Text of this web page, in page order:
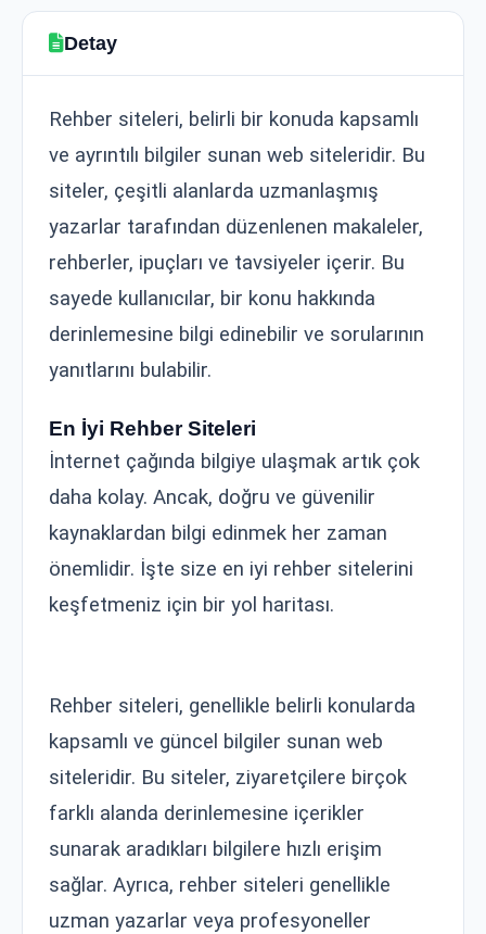
Detay
Rehber siteleri, belirli bir konuda kapsamlı
ve ayrıntılı bilgiler sunan web siteleridir. Bu
siteler, çeşitli alanlarda uzmanlaşmış
yazarlar tarafından düzenlenen makaleler,
rehberler, ipuçları ve tavsiyeler içerir. Bu
sayede kullanıcılar, bir konu hakkında
derinlemesine bilgi edinebilir ve sorularının
yanıtlarını bulabilir.
En İyi Rehber Siteleri
İnternet çağında bilgiye ulaşmak artık çok
daha kolay. Ancak, doğru ve güvenilir
kaynaklardan bilgi edinmek her zaman
önemlidir. İşte size en iyi rehber sitelerini
keşfetmeniz için bir yol haritası.
Rehber siteleri, genellikle belirli konularda
kapsamlı ve güncel bilgiler sunan web
siteleridir. Bu siteler, ziyaretçilere birçok
farklı alanda derinlemesine içerikler
sunarak aradıkları bilgilere hızlı erişim
sağlar. Ayrıca, rehber siteleri genellikle
uzman yazarlar veya profesyoneller